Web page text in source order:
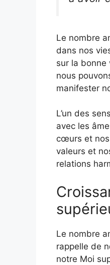
Le nombre
dans nos
sur la bonne
nous
manifester
L’un des
avec les
cœurs et nos
valeurs et
relations
Le nombre
rappelle de
notre Moi